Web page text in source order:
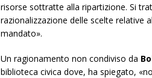
risorse sottratte alla ripartizione. Si
razionalizzazione delle scelte relative
mandato».
Un ragionamento non condiviso da
biblioteca civica dove, ha spiegato,